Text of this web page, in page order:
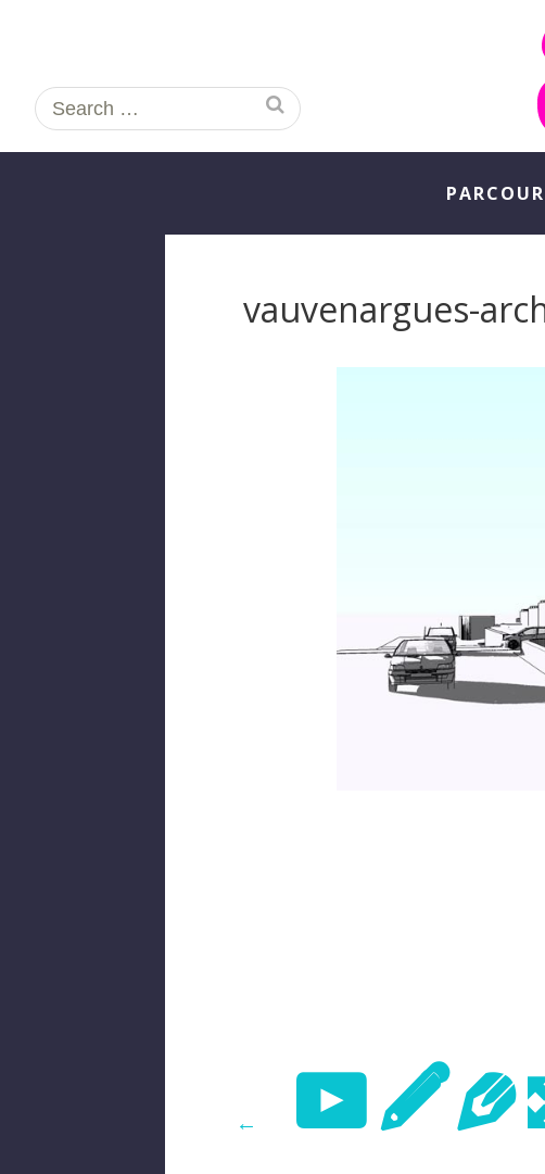
Search
for:
vauvenargues-
←